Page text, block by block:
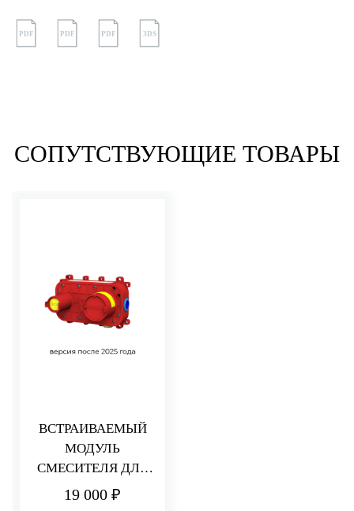
PDF PDF PDF 3DS
СОПУТСТВУЮЩИЕ ТОВАРЫ
ВСТРАИВАЕМЫЙ
МОДУЛЬ
СМЕСИТЕЛЯ ДЛЯ
РАКОВИНЫ/ДУША
19 000 ₽